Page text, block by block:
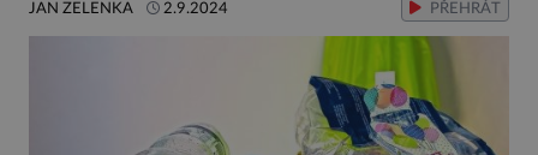
JAN ZELENKA 2.9.2024 PŘEHRÁT